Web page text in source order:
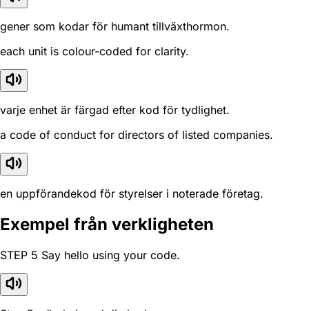
gener som kodar för humant tillväxthormon.
each unit is colour-coded for clarity.
varje enhet är färgad efter kod för tydlighet.
a code of conduct for directors of listed companies.
en uppförandekod för styrelser i noterade företag.
Exempel från verkligheten
STEP 5 Say hello using your code.